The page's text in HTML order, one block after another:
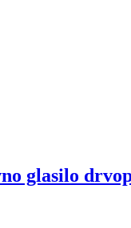
glasilo